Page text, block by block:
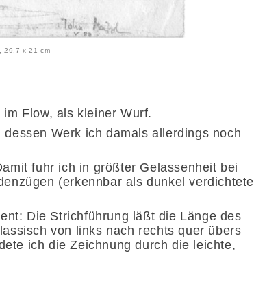
29,7 x 21 cm
Flow, als kleiner Wurf.
Werk ich damals allerdings noch
fuhr ich in größter Gelassenheit bei
(erkennbar als dunkel verdichtete
Die Strichführung läßt die Länge des
von links nach rechts quer übers
ich die Zeichnung durch die leichte,